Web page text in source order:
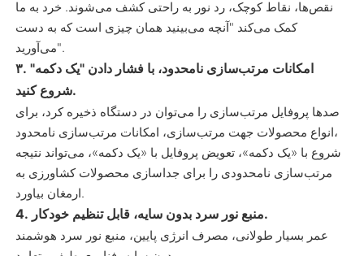
نقص‌ها، نقاط کوچک، رد نور به راحتی کشف می‌شوند. خرد به ما
کمک می‌کند "آنچه می‌بینید همان چیزی است که به دست
می‌آورید".
۳. امکانات مرتب‌سازی نامحدود، با فشار دادن "یک دکمه"
شروع کنید.
صدها پروفایل مرتب‌سازی را می‌توان در دستگاه ذخیره کرد، برای
انواع محصولات جهت مرتب‌سازی، امکانات مرتب‌سازی نامحدود،
شروع با «یک دکمه»، تعویض پروفایل با «یک دکمه»، می‌تواند نتیجه
مرتب‌سازی نامحدودی را برای جداسازی محصولات کشاورزی به
ارمغان بیاورد.
4. منبع نور سرد بدون سایه، قابل تنظیم خودکار.
عمر بسیار طولانی، مصرف انرژی پایین، منبع نور سرد هوشمند